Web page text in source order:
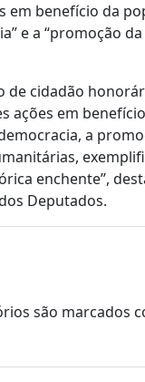
em benefício da
e a “promoção
de cidadão
ações em
a
enchente”,
Deputados.
são marcados